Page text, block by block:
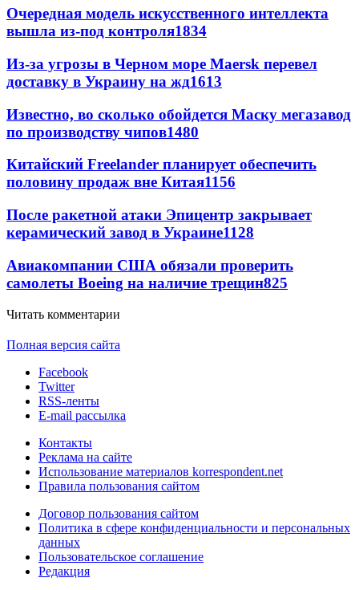
Очередная модель искусственного интеллекта
вышла из-под контроля1834
Из-за угрозы в Черном море Maersk перевел
доставку в Украину на жд1613
Известно, во сколько обойдется Маску мегазавод
по производству чипов1480
Китайский Freelander планирует обеспечить
половину продаж вне Китая1156
После ракетной атаки Эпицентр закрывает
керамический завод в Украине1128
Авиакомпании США обязали проверить
самолеты Boeing на наличие трещин825
Читать комментарии
Полная версия сайта
Facebook
Twitter
RSS-ленты
E-mail рассылка
Контакты
Реклама на сайте
Использование материалов korrespondent.net
Правила пользования сайтом
Договор пользования сайтом
Политика в сфере конфиденциальности и персональных
данных
Пользовательское соглашение
Редакция